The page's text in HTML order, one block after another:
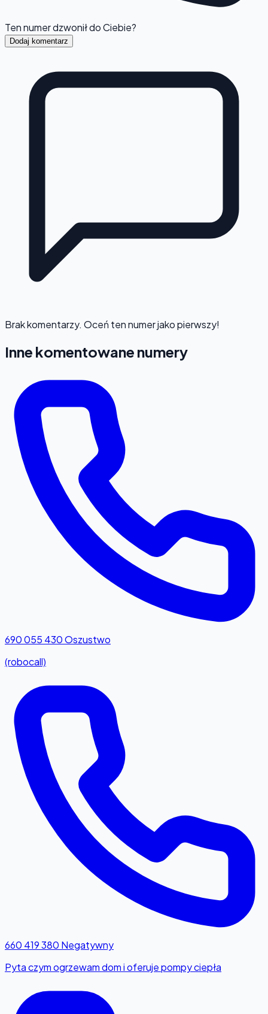
Ten numer dzwonił do Ciebie?
Dodaj komentarz
Brak komentarzy. Oceń ten numer jako pierwszy!
Inne komentowane numery
690 055 430Oszustwo
(robocall)
660 419 380 Negatywny
Pyta czym ogrzewam dom i oferuje pompy ciepła